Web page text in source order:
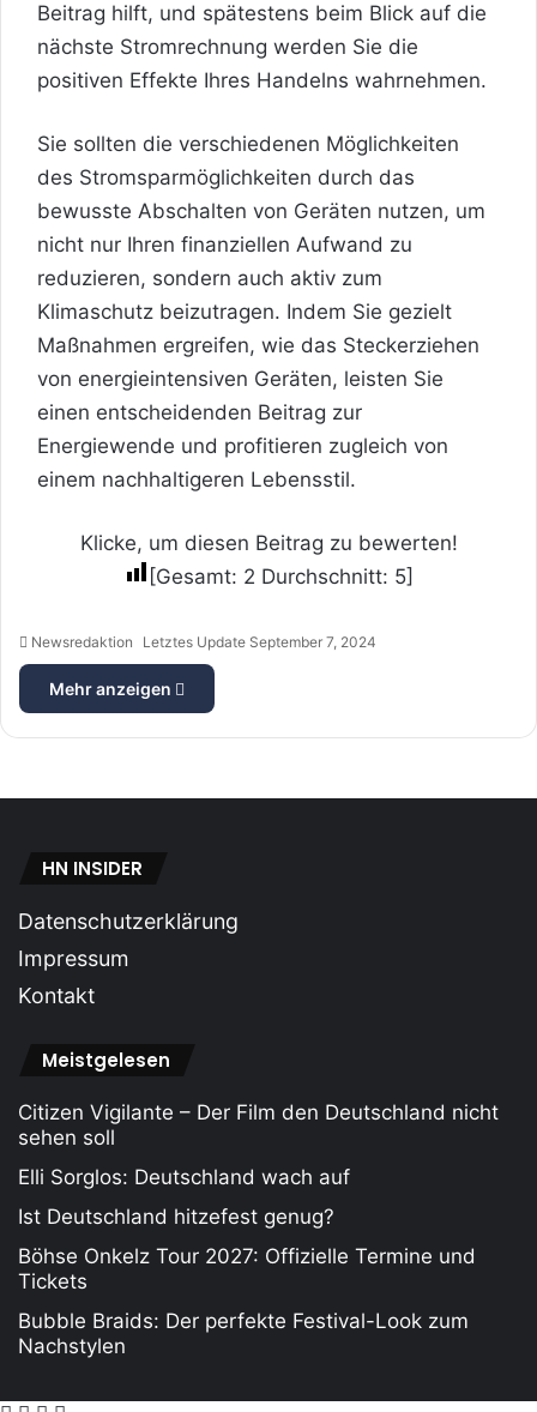
Beitrag hilft, und spätestens beim Blick auf die
nächste Stromrechnung werden Sie die
positiven Effekte Ihres Handelns wahrnehmen.
Sie sollten die verschiedenen Möglichkeiten
des Stromsparmöglichkeiten durch das
bewusste Abschalten von Geräten nutzen, um
nicht nur Ihren finanziellen Aufwand zu
reduzieren, sondern auch aktiv zum
Klimaschutz beizutragen. Indem Sie gezielt
Maßnahmen ergreifen, wie das Steckerziehen
von energieintensiven Geräten, leisten Sie
einen entscheidenden Beitrag zur
Energiewende und profitieren zugleich von
einem nachhaltigeren Lebensstil.
Klicke, um diesen Beitrag zu bewerten!
[Gesamt: 2 Durchschnitt: 5]
Newsredaktion Letztes Update September 7, 2024
Mehr anzeigen
HN INSIDER
Datenschutzerklärung
Impressum
Kontakt
Meistgelesen
Citizen Vigilante – Der Film den Deutschland nicht
sehen soll
Elli Sorglos: Deutschland wach auf
Ist Deutschland hitzefest genug?
Böhse Onkelz Tour 2027: Offizielle Termine und
Tickets
Bubble Braids: Der perfekte Festival-Look zum
Nachstylen